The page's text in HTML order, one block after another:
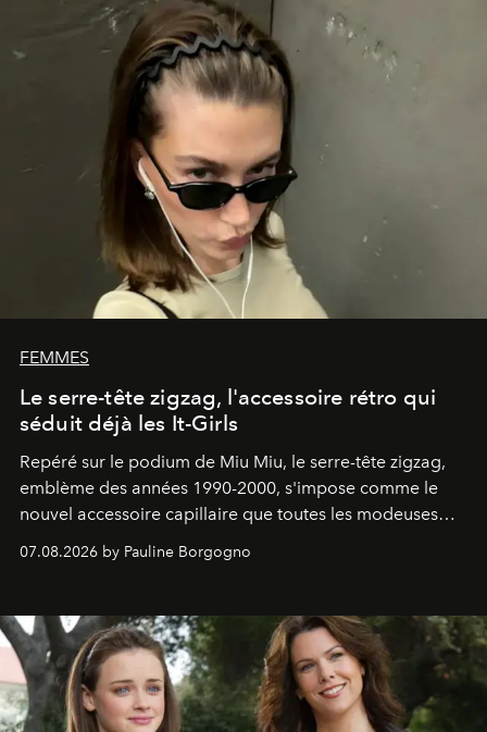
FEMMES
Le serre-tête zigzag, l'accessoire rétro qui
séduit déjà les It-Girls
Repéré sur le podium de Miu Miu, le serre-tête zigzag,
emblème des années 1990-2000, s'impose comme le
nouvel accessoire capillaire que toutes les modeuses
s'arrachent déjà.
07.08.2026 by Pauline Borgogno